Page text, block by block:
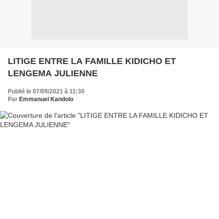
LITIGE ENTRE LA FAMILLE KIDICHO ET
LENGEMA JULIENNE
Publié le 07/09/2021 à 11:30
Par Emmanuel Kandolo